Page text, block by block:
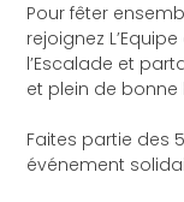
Pour fêter
rejoignez
l’Escalade et
et plein de bonne
Faites partie des
événement